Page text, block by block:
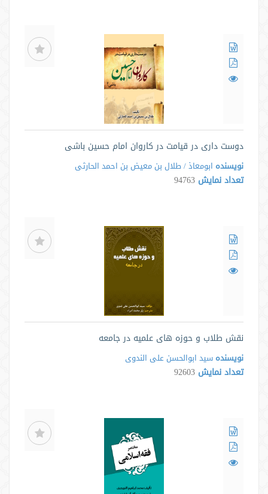
دوست داری در قیامت در کاروان امام حسین باشی
نویسنده ابومعاذ / طلال بن معیض بن احمد الحارثی
تعداد نمایش 94763
نقش طلاب و حوزه های علمیه در جامعه
نویسنده سید ابوالحسن علی الندوی
تعداد نمایش 92603